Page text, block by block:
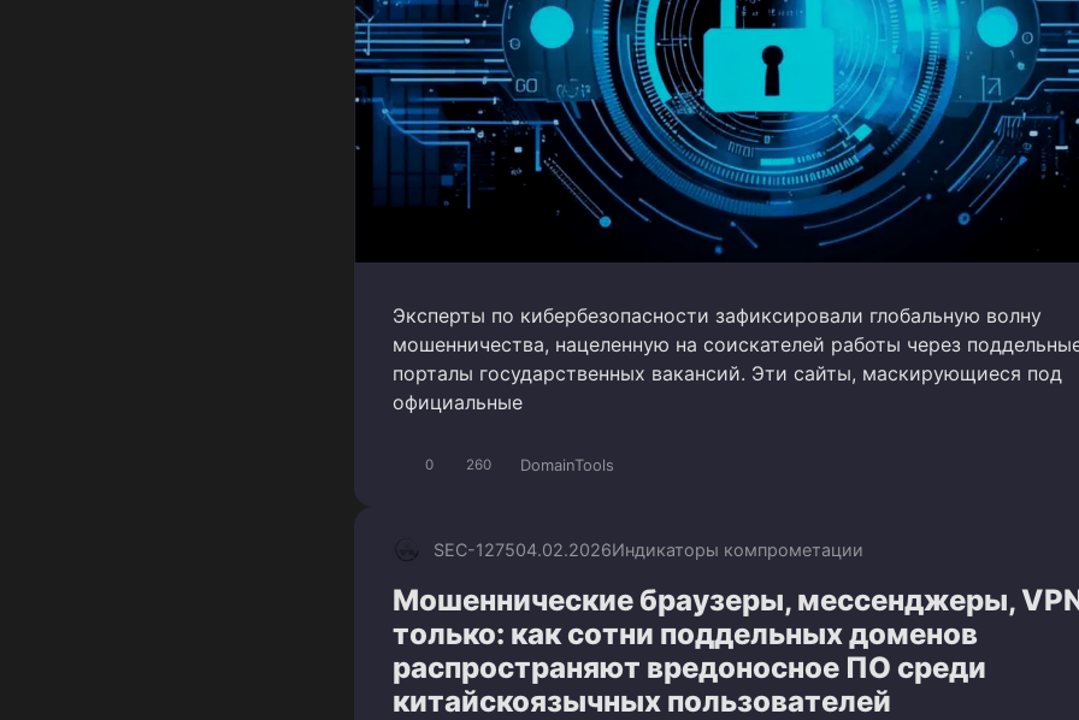
Эксперты по кибербезопасности зафиксировали глобальную волну
мошенничества, нацеленную на соискателей работы через
порталы государственных вакансий. Эти сайты, маскирующиеся под
официальные
0 260 DomainTools
SEC-127504.02.2026Индикаторы компрометации
Мошеннические браузеры, мессенджеры,
только: как сотни поддельных доменов
распространяют вредоносное ПО среди
китайскоязычных пользователей